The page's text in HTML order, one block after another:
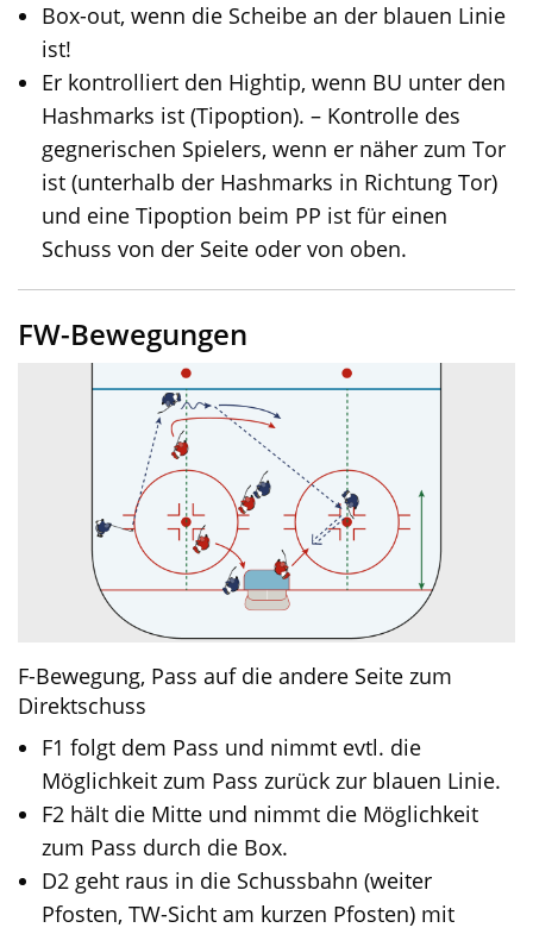
Box-out, wenn die Scheibe an der blauen Linie
ist!
Er kontrolliert den Hightip, wenn BU unter den
Hashmarks ist (Tipoption). – Kontrolle des
gegnerischen Spielers, wenn er näher zum Tor
ist (unterhalb der Hashmarks in Richtung Tor)
und eine Tipoption beim PP ist für einen
Schuss von der Seite oder von oben.
FW-Bewegungen
F-Bewegung, Pass auf die andere Seite zum
Direktschuss
F1 folgt dem Pass und nimmt evtl. die
Möglichkeit zum Pass zurück zur blauen Linie.
F2 hält die Mitte und nimmt die Möglichkeit
zum Pass durch die Box.
D2 geht raus in die Schussbahn (weiter
Pfosten, TW-Sicht am kurzen Pfosten) mit